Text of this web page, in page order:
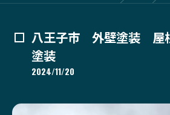
八王子市 外壁塗装 屋
塗装
2024/11/20